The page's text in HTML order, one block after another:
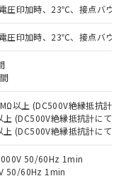
圧印加時、23℃、接点バウン
圧印加時、23℃、接点バウン
以上 (DC500V絶縁抵抗計に
(DC500V絶縁抵抗計にて)
(DC500V絶縁抵抗計にて)
50/60Hz 1min
50/60Hz 1min
同意のうえ
器事業取扱
標準価格
だくもので
品の中には、
る商品もある
照会結果は、
（10物質）の
品を出す予
（10物質）の
は確認中の
形物で、有
す。
部品として
場合などや
す。
中国RoHSの
す。
中国RoHSの
ます。
部門へお問
のうち、外国
定める商品